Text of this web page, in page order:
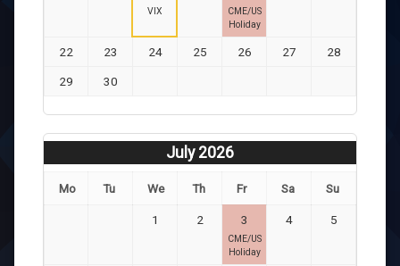
VIX
CME/US
Holiday
22 23 24 25 26 27 28
29 30
July 2026
Mo Tu We Th Fr Sa Su
1 2 3
CME/US
Holiday
4 5